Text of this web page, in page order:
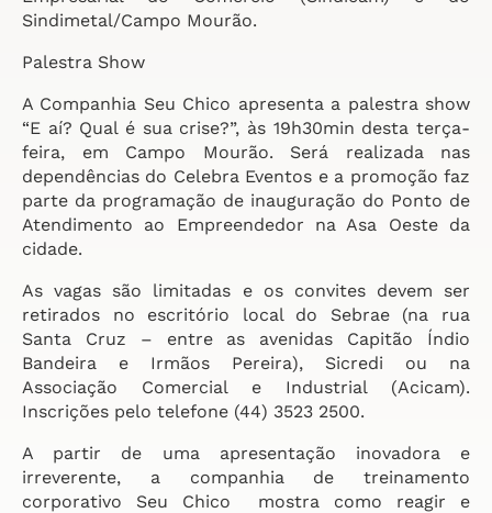
Sindimetal/Campo Mourão.
Palestra Show
A Companhia Seu Chico apresenta a palestra show
“E aí? Qual é sua crise?”, às 19h30min desta terça-
feira, em Campo Mourão. Será realizada nas
dependências do Celebra Eventos e a promoção faz
parte da programação de inauguração do Ponto de
Atendimento ao Empreendedor na Asa Oeste da
cidade.
As vagas são limitadas e os convites devem ser
retirados no escritório local do Sebrae (na rua
Santa Cruz – entre as avenidas Capitão Índio
Bandeira e Irmãos Pereira), Sicredi ou na
Associação Comercial e Industrial (Acicam).
Inscrições pelo telefone (44) 3523 2500.
A partir de uma apresentação inovadora e
irreverente, a companhia de treinamento
corporativo Seu Chico mostra como reagir e